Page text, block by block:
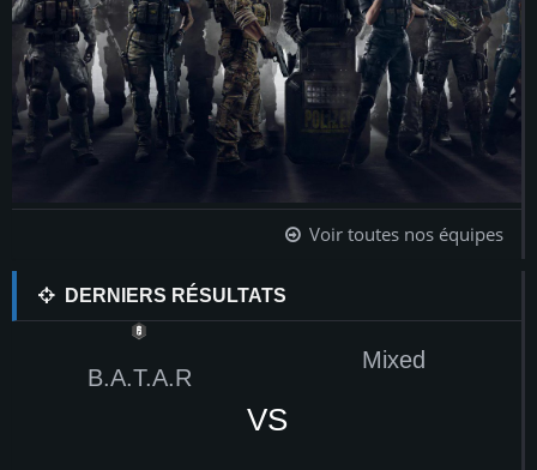
Voir toutes nos équipes
DERNIERS RÉSULTATS
B.A.T.A.R
Mixed
VS